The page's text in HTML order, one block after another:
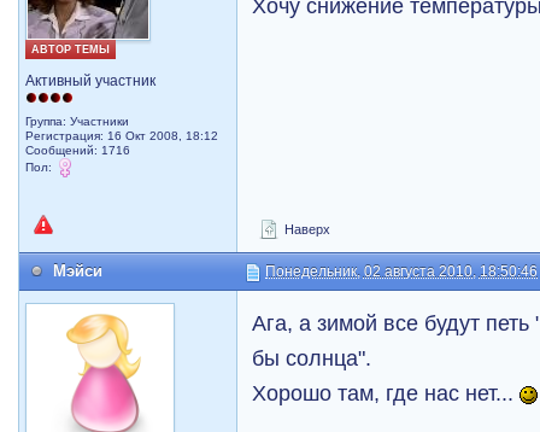
АВТОР ТЕМЫ
Активный участник
Группа: Участники
Регистрация: 16 Окт 2008, 18:12
Сообщений: 1716
Пол:
Хочу снижение
Наверх
Мэйси Понедельник, 02 августа 2010, 18:50:46
Ага, а зимой все будут
бы солнца".
Хорошо там, где нас нет...